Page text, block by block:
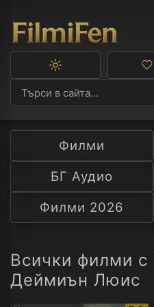
Превключване
тъмна
тема
Филми
БГ Аудио
Филми 2026
Всички филми с
Деймиън Люис